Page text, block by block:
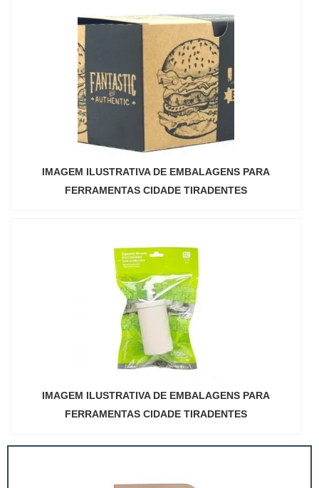
IMAGEM ILUSTRATIVA DE EMBALAGENS PARA
FERRAMENTAS CIDADE TIRADENTES
IMAGEM ILUSTRATIVA DE EMBALAGENS PARA
FERRAMENTAS CIDADE TIRADENTES